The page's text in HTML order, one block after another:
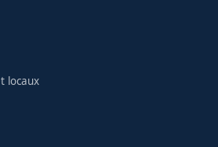
locaux